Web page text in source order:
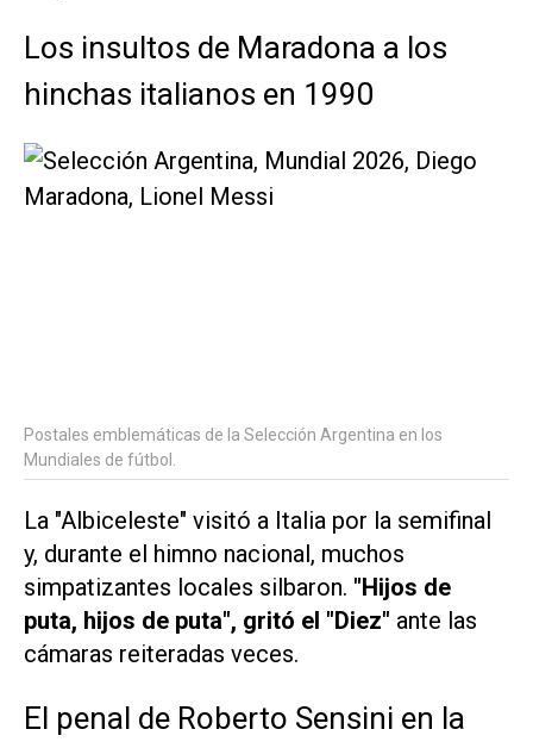
Los insultos de Maradona a los
hinchas italianos en 1990
Postales emblemáticas de la Selección Argentina en los
Mundiales de fútbol.
La "Albiceleste" visitó a Italia por la semifinal
y, durante el himno nacional, muchos
simpatizantes locales silbaron. "Hijos de
puta, hijos de puta", gritó el "Diez" ante las
cámaras reiteradas veces.
El penal de Roberto Sensini en la